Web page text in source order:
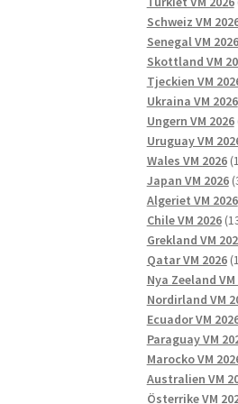
Schweiz VM
Senegal VM 2026
Skottland VM
Tjeckien VM
Ukraina VM 2026
Ungern VM 2026
Uruguay VM
Wales VM 2026
Japan VM 2026
Algeriet VM 2026
Chile VM 2026
Grekland VM
Qatar VM 2026
Nya Zeeland VM
Nordirland VM
Ecuador VM
Paraguay VM
Marocko VM
Australien VM
Österrike VM